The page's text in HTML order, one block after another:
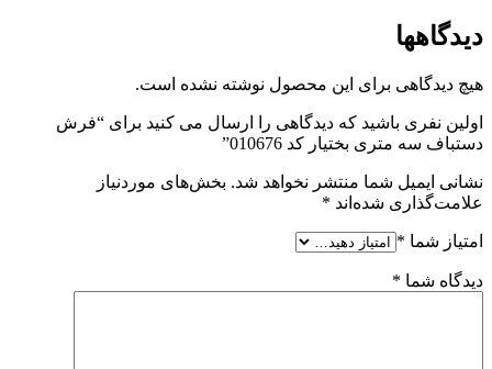
دیدگاهها
هیچ دیدگاهی برای این محصول نوشته نشده است.
اولین نفری باشید که دیدگاهی را ارسال می کنید برای “فرش
دستباف سه متری بختیار کد 010676”
نشانی ایمیل شما منتشر نخواهد شد. بخش‌های موردنیاز
علامت‌گذاری شده‌اند *
امتیاز شما *
دیدگاه شما *